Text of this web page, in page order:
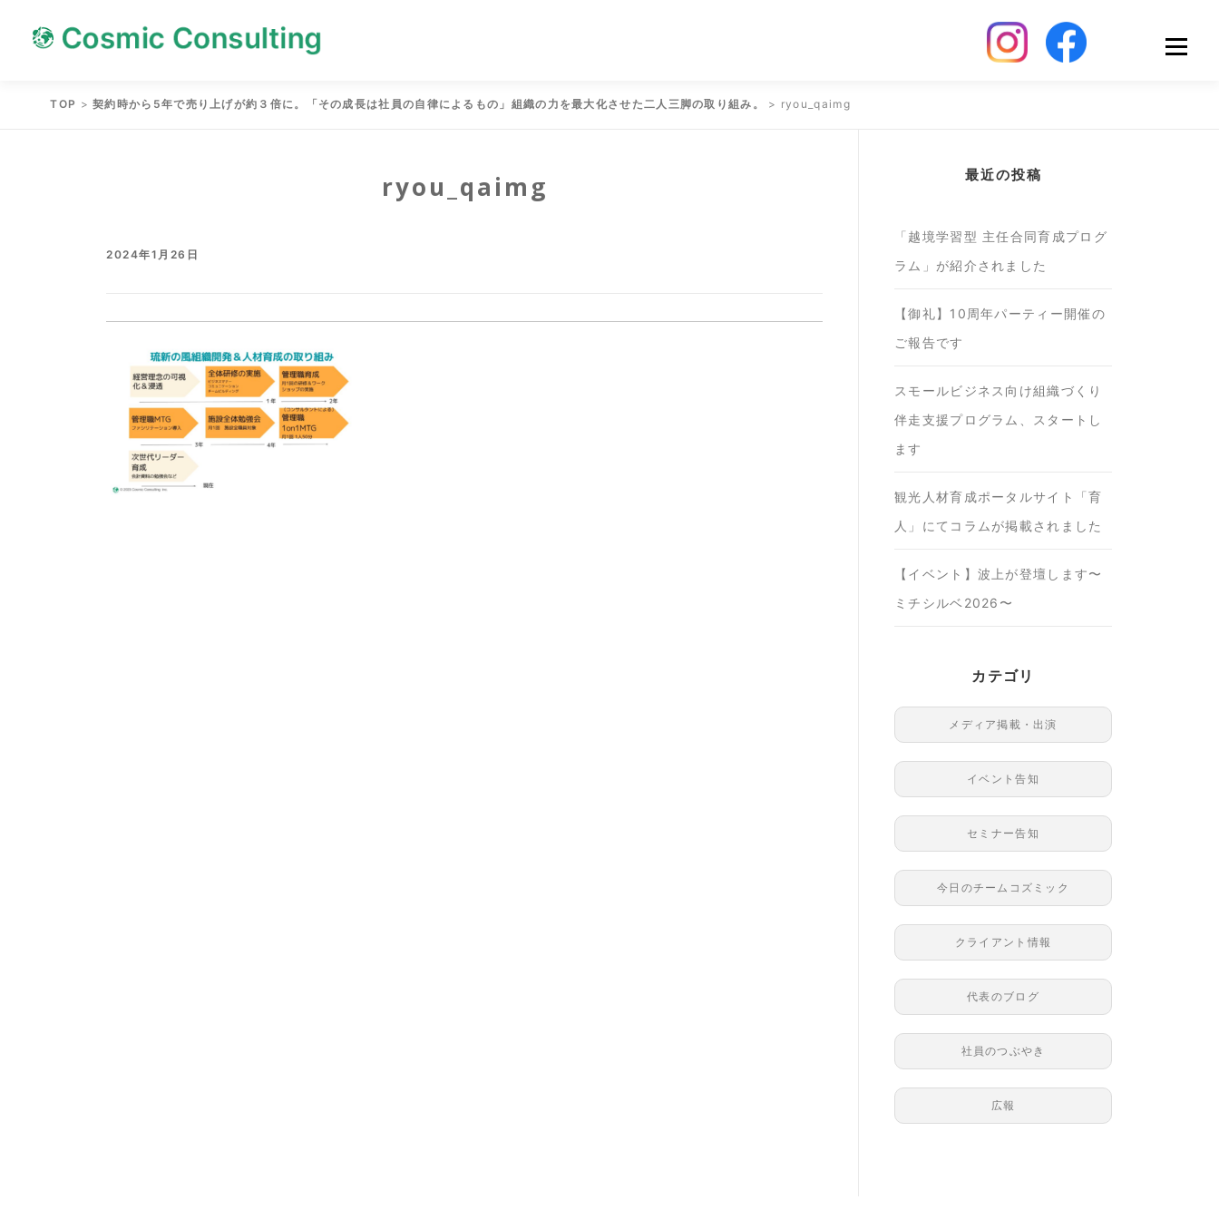
Menu
TOP >契約時から5年で売り上げが約３倍に。「その成長は社員の自律によるもの」組織の力を最大化させた二人三脚の取り組み。 > ryou_qaimg
ryou_qaimg
2024年1月26日
最近の投稿
「越境学習型 主任合同育成プログ
ラム」が紹介されました
【御礼】10周年パーティー開催の
ご報告です
スモールビジネス向け組織づくり
伴走支援プログラム、スタートし
ます
観光人材育成ポータルサイト「育
人」にてコラムが掲載されました
【イベント】波上が登壇します〜
ミチシルベ2026〜
カテゴリ
メディア掲載・出演
イベント告知
セミナー告知
今日のチームコズミック
クライアント情報
代表のブログ
社員のつぶやき
広報